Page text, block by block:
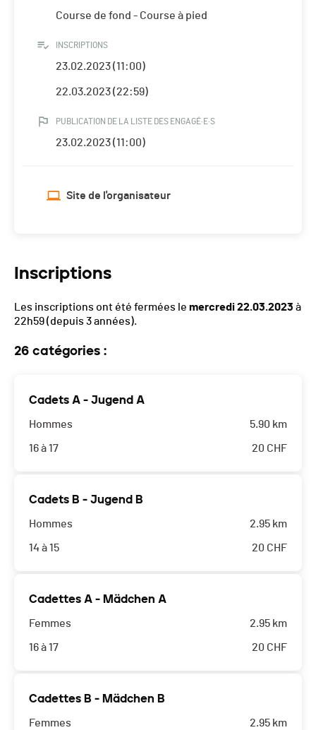
Course de fond - Course à pied
INSCRIPTIONS
23.02.2023 (11:00)
22.03.2023 (22:59)
PUBLICATION DE LA LISTE DES ENGAGÉ·E·S
23.02.2023 (11:00)
Site de l'organisateur
Inscriptions
Les inscriptions ont été fermées le mercredi 22.03.2023 à
22h59(depuis 3 années).
26 catégories :
Cadets A - Jugend A
Hommes
16 à 17
5.90 km
20 CHF
Cadets B - Jugend B
Hommes
14 à 15
2.95 km
20 CHF
Cadettes A - Mädchen A
Femmes
16 à 17
2.95 km
20 CHF
Cadettes B - Mädchen B
Femmes 2.95 km